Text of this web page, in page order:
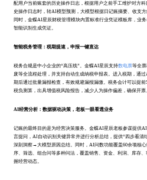
配用户当前账套的历史操作日志，根据用户之前手工维护对方
史操作日志时，转AI模型预测，大模型根据日记账摘要、收支
同时，金蝶AI星辰财税管理模块内置标准行业凭证模板库，业
智能识别生成凭证。
智能税务管理：税期提速，申报一键直达
税务合规是中小企业的“高压线”。金蝶AI星辰支持数电票等全
废等全流程处理，并支持自动生成纳税申报表。进入税期，通
期后通过批量漏报检查，有效规避漏报漏缴。税务会计可以提
税负测算，出具增值税风险报告，减少人为操作偏差，确保开票
AI经营分析：数据驱动决策，老板一眼看透业务
记账的最终目的是为经营决策服务。金蝶AI星辰老板参谋提供
言提问，AI自动识别关键异常并进行分析总结，提供“四步看
深刻洞察→大模型原因总结。同时，AI问数功能覆盖60余项核
序、筛选、组合问等多种问法，覆盖销售、资金、利润、库存
握经营动态。